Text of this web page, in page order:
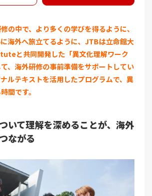
の中で、より多くの学びを得るように、
海外へ旅立てるように、JTBは立命館大
と共同開発した「異文化理解ワーク
、海外研修の事前準備をサポートしてい
ルテキストを活用したプログラムで、異
間です。
いて理解を深めることが、海外
ながる